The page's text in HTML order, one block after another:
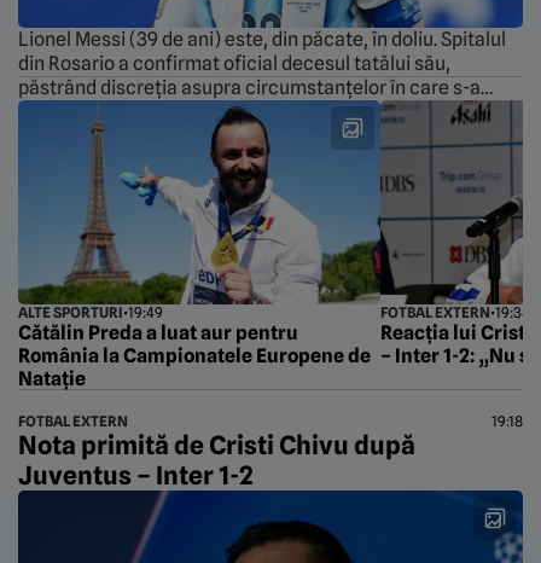
Lionel Messi (39 de ani) este, din păcate, în doliu. Spitalul
din Rosario a confirmat oficial decesul tatălui său,
păstrând discreția asupra circumstanțelor în care s-a
produs. Totuși, faptul că acesta trecea prin clipe grele nu
mai era un secret pentru nimeni. Familia anunțase încă din
iunie 2026, printr-un comunicat, că se afla sub atenta […]
ALTE SPORTURI•19:49
Cătălin Preda a luat aur pentru
România la Campionatele Europene de
Natație
FOTBAL EXTERN•19:38
Reacția lui Cristi
– Inter 1-2: „Nu
FOTBAL EXTERN 19:18
Nota primită de Cristi Chivu după
Juventus – Inter 1-2